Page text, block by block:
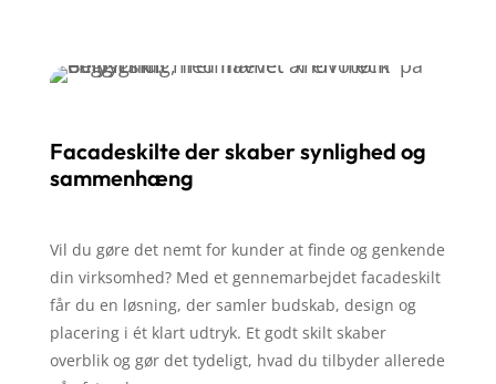
Facadeskilte der skaber synlighed og
sammenhæng
Vil du gøre det nemt for kunder at finde og genkende
din virksomhed? Med et gennemarbejdet facadeskilt
får du en løsning, der samler budskab, design og
placering i ét klart udtryk. Et godt skilt skaber
overblik og gør det tydeligt, hvad du tilbyder allerede